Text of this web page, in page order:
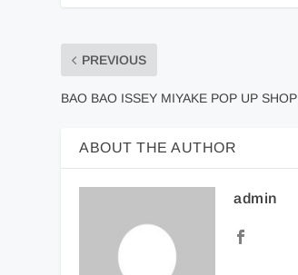
PREVIOUS
BAO BAO ISSEY MIYAKE POP UP SHOP
ABOUT THE AUTHOR
admin